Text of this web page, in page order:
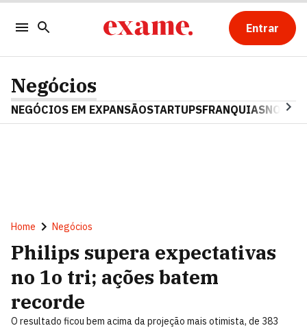
Entrar
Negócios
NEGÓCIOS EM EXPANSÃOSTARTUPSFRANQUIAS
Home Negócios
Philips supera expectativas
no 1o tri; ações batem
recorde
O resultado ficou bem acima da projeção mais otimista, de 383